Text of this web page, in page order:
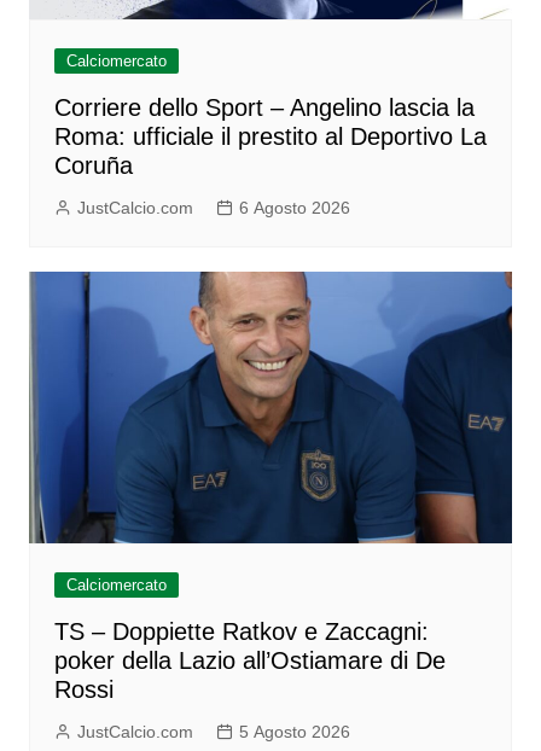
Calciomercato
Corriere dello Sport – Angelino lascia la
Roma: ufficiale il prestito al Deportivo La
Coruña
JustCalcio.com 6 Agosto 2026
Calciomercato
TS – Doppiette Ratkov e Zaccagni:
poker della Lazio all’Ostiamare di De
Rossi
JustCalcio.com 5 Agosto 2026